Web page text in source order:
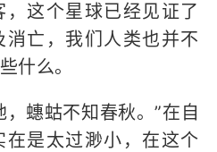
这个星球已经见证了
亡，我们人类也并不
什么。
蟪蛄不知春秋。”在自
是太过渺小，在这个